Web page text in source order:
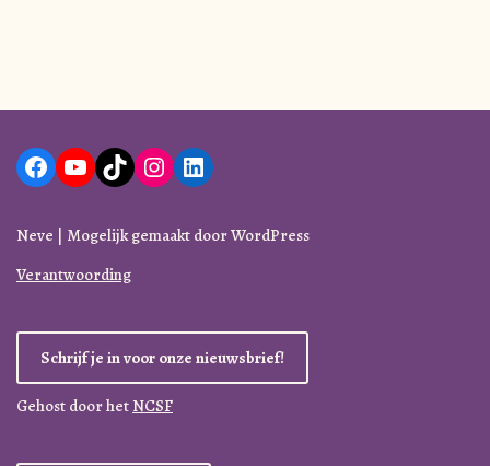
Neve | Mogelijk gemaakt doorWordPress
Verantwoording
Schrijf je in voor onze nieuwsbrief!
Gehost door hetNCSF